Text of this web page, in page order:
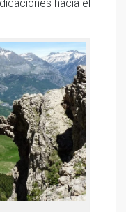
hacia el